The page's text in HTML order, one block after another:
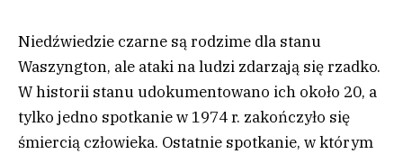
Niedźwiedzie czarne są rodzime dla stanu
Waszyngton, ale ataki na ludzi zdarzają się rzadko.
W historii stanu udokumentowano ich około 20, a
tylko jedno spotkanie w 1974 r. zakończyło się
śmiercią człowieka. Ostatnie spotkanie, w którym